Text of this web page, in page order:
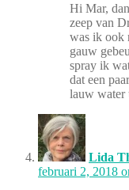
Hi Mar,
zeep van
was ik ook
gauw
spray ik
dat een
lauw water
Lida
februari 2, 2018